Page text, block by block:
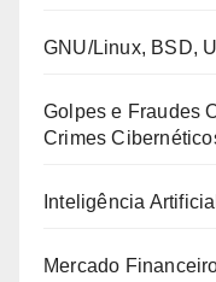
GNU/Linux, BSD,
Golpes e Fraudes
Crimes
Inteligência Artificial
Mercado